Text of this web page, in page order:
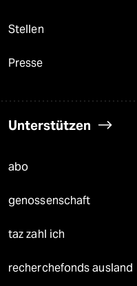
Stellen
Presse
Unterstützen
abo
genossenschaft
taz zahl ich
recherchefonds ausland